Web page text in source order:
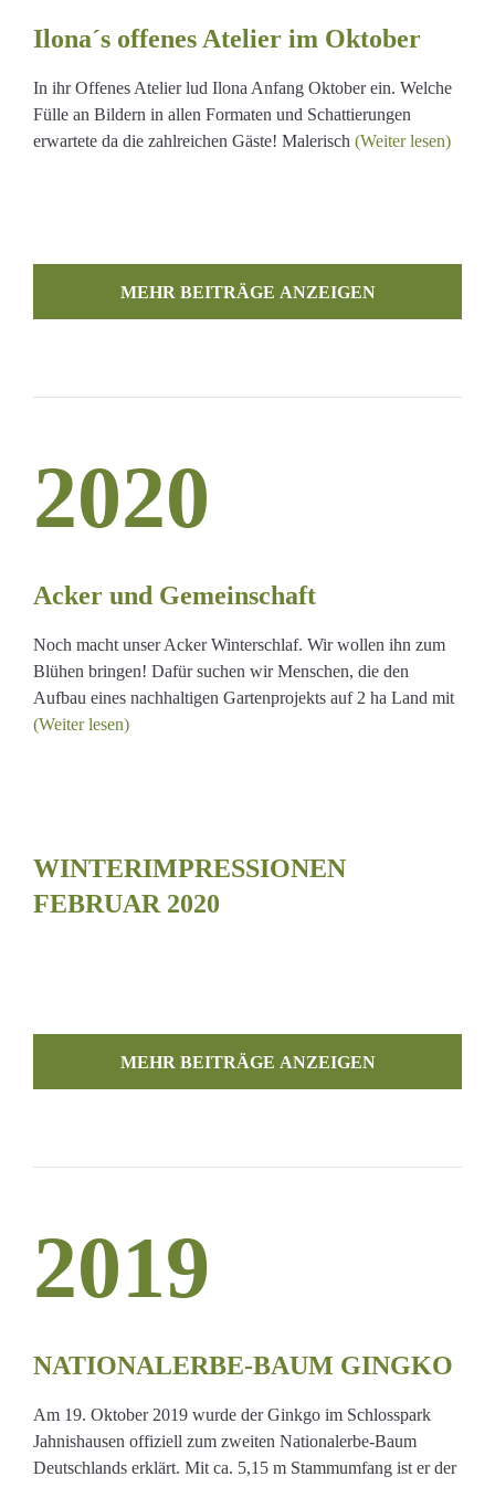
Ilona´s offenes Atelier im Oktober
In ihr Offenes Atelier lud Ilona Anfang Oktober ein. Welche
Fülle an Bildern in allen Formaten und Schattierungen
erwartete da die zahlreichen Gäste! Malerisch (Weiter lesen)
2020
Acker und Gemeinschaft
Noch macht unser Acker Winterschlaf. Wir wollen ihn zum
Blühen bringen! Dafür suchen wir Menschen, die den
Aufbau eines nachhaltigen Gartenprojekts auf 2 ha Land mit
(Weiter lesen)
WINTERIMPRESSIONEN
FEBRUAR 2020
2019
NATIONALERBE-BAUM GINGKO
Am 19. Oktober 2019 wurde der Ginkgo im Schlosspark
Jahnishausen offiziell zum zweiten Nationalerbe-Baum
Deutschlands erklärt. Mit ca. 5,15 m Stammumfang ist er der